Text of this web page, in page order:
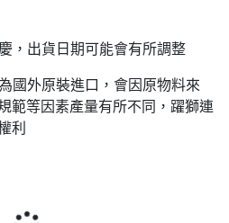
，出貨日期可能會有所調整
國外原裝進口，會因原物料來
範等因素產量有所不同，躍獅連
利